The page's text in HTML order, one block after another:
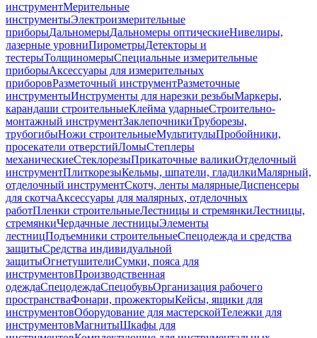
инструментМерительные
инструментыЭлектроизмерительные
приборыДальномерыДальномеры оптическиеНивелиры,
лазерные уровниПирометрыДетекторы и
тестерыТолщиномерыСпециальные измерительные
приборыАксессуары для измерительных
приборовРазметочный инструментРазметочные
инструментыИнструменты для нарезки резьбыМаркеры,
карандаши строительныеКлейма ударныеСтроительно-
монтажный инструментЗаклепочникиТруборезы,
трубогибыНожи строительныеМультитулыПробойники,
просекатели отверстийЛомыСтеплеры
механическиеСтеклорезыПрикаточные валикиОтделочный
инструментПлиткорезыКельмы, шпатели, гладилкиМалярный,
отделочный инструментСкотч, ленты малярныеДиспенсеры
для скотчаАксессуары для малярных, отделочных
работПленки строительныеЛестницы и стремянкиЛестницы,
стремянкиЧердачные лестницыЭлементы
лестницПодъемники строительныеСпецодежда и средства
защитыСредства индивидуальной
защитыОгнетушителиСумки, пояса для
инструментовПроизводственная
одеждаСпецодеждаСпецобувьОрганизация рабочего
пространстваФонари, прожекторыКейсы, ящики для
инструментовОборудование для мастерскойТележки для
инструментовМагнитыШкафы для